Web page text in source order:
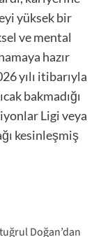
yüksek bir
ve mental
hazır
yılı itibarıyla
bakmadığı
Ligi veya
kesinleşmiş
Doğan’dan